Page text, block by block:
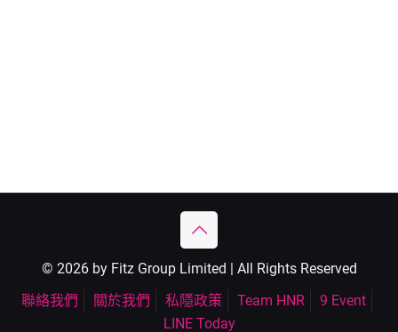
© 2026 by Fitz Group Limited | All Rights Reserved
聯絡我們
關於我們 私隱政策 Team HNR
9 Event
LINE Today